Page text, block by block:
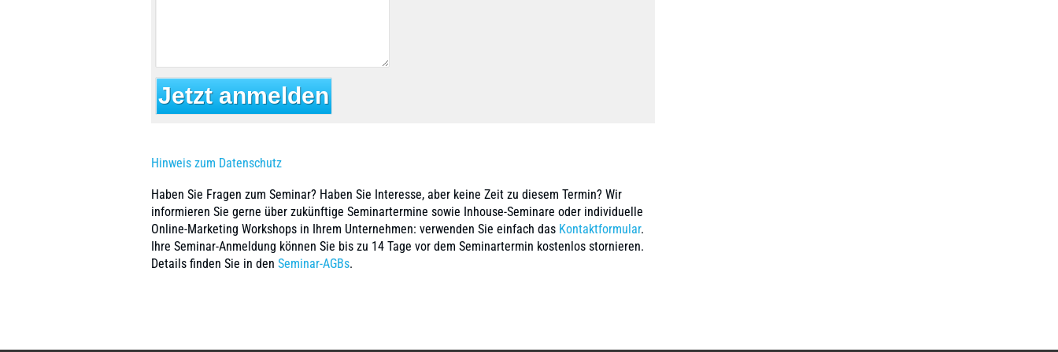
Hinweis zum Datenschutz
Haben Sie Fragen zum Seminar? Haben Sie Interesse, aber keine Zeit zu diesem Termin? Wir
informieren Sie gerne über zukünftige Seminartermine sowie Inhouse-Seminare oder individuelle
Online-Marketing Workshops in Ihrem Unternehmen: verwenden Sie einfach das Kontaktformular.
Ihre Seminar-Anmeldung können Sie bis zu 14 Tage vor dem Seminartermin kostenlos stornieren.
Details finden Sie in den Seminar-AGBs.